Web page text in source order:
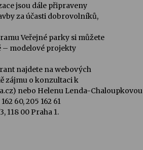
jsou dále připraveny
za účasti dobrovolníků,
Veřejné parky si můžete
– modelové projekty
najdete na webových
zájmu o konzultaci k
nebo Helenu Lenda-Chaloupkovou
60, 205 162 61
118 00 Praha 1.